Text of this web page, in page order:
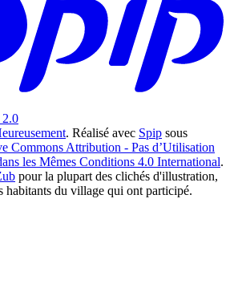
2.0
. Réalisé avec Spip sous
Commons Attribution - Pas d’Utilisation
les Mêmes Conditions 4.0 International.
pour la plupart des clichés d'illustration,
habitants du village qui ont participé.